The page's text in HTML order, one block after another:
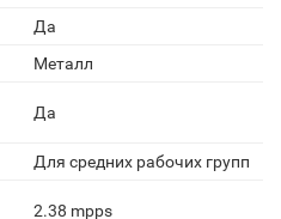
Да
Металл
Да
Для средних рабочих групп
2.38 mpps